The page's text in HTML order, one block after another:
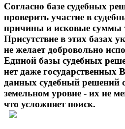
Согласно базе судебных
проверить участие в
причины и исковые суммы
Присутствие в этих базах
не желает добровольно
Единой базы судебных
нет даже государственных
данных судебный решений
земельном уровне - их не
что усложняет поиск.